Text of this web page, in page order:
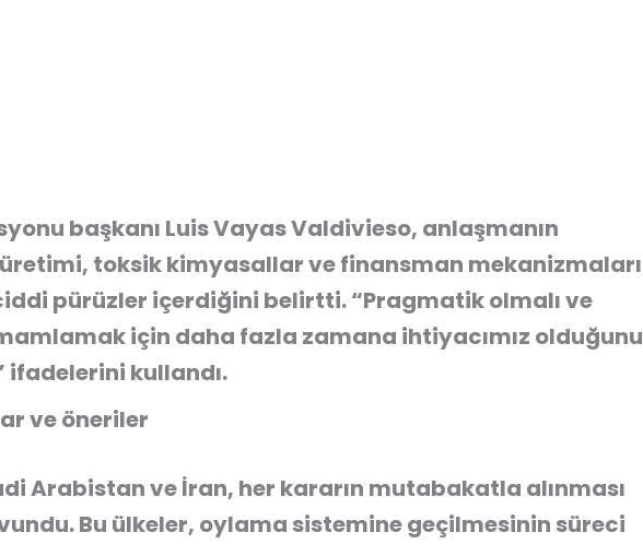
başkanı Luis Vayas Valdivieso, anlaşmanın
toksik kimyasallar ve finansman mekanizmaları
pürüzler içerdiğini belirtti. “Pragmatik olmalı ve
için daha fazla zamana ihtiyacımız olduğunu
kullandı.
ve öneriler
Arabistan ve İran, her kararın mutabakatla alınması
Bu ülkeler, oylama sistemine geçilmesinin süreci